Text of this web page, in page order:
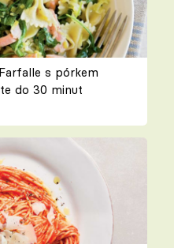
s pórkem
do 30 minut